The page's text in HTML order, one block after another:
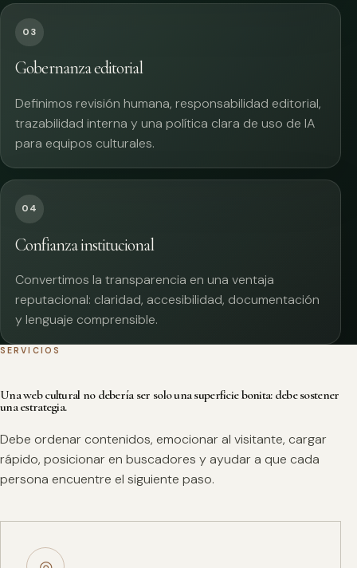
03
Gobernanza editorial
Definimos revisión humana, responsabilidad editorial,
trazabilidad interna y una política clara de uso de IA
para equipos culturales.
04
Confianza institucional
Convertimos la transparencia en una ventaja
reputacional: claridad, accesibilidad, documentación
y lenguaje comprensible.
SERVICIOS
Una web cultural no debería ser solo una superficie bonita: debe sostener
una estrategia.
Debe ordenar contenidos, emocionar al visitante, cargar
rápido, posicionar en buscadores y ayudar a que cada
persona encuentre el siguiente paso.